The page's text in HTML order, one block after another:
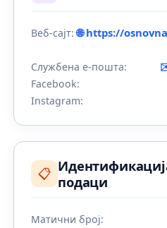
Веб-сајт: 🌐 https://
Службена е-пошта:
Facebook:
Instagram:
📋 подаци
Матични број: